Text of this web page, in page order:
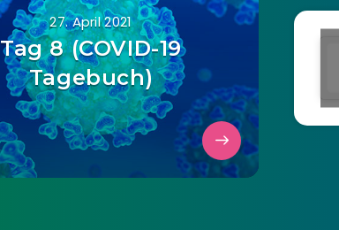
27. April 2021
Tag 8 (COVID-19
Tagebuch)